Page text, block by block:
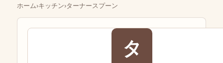
ホーム›キッチン›ターナースプーン
タ